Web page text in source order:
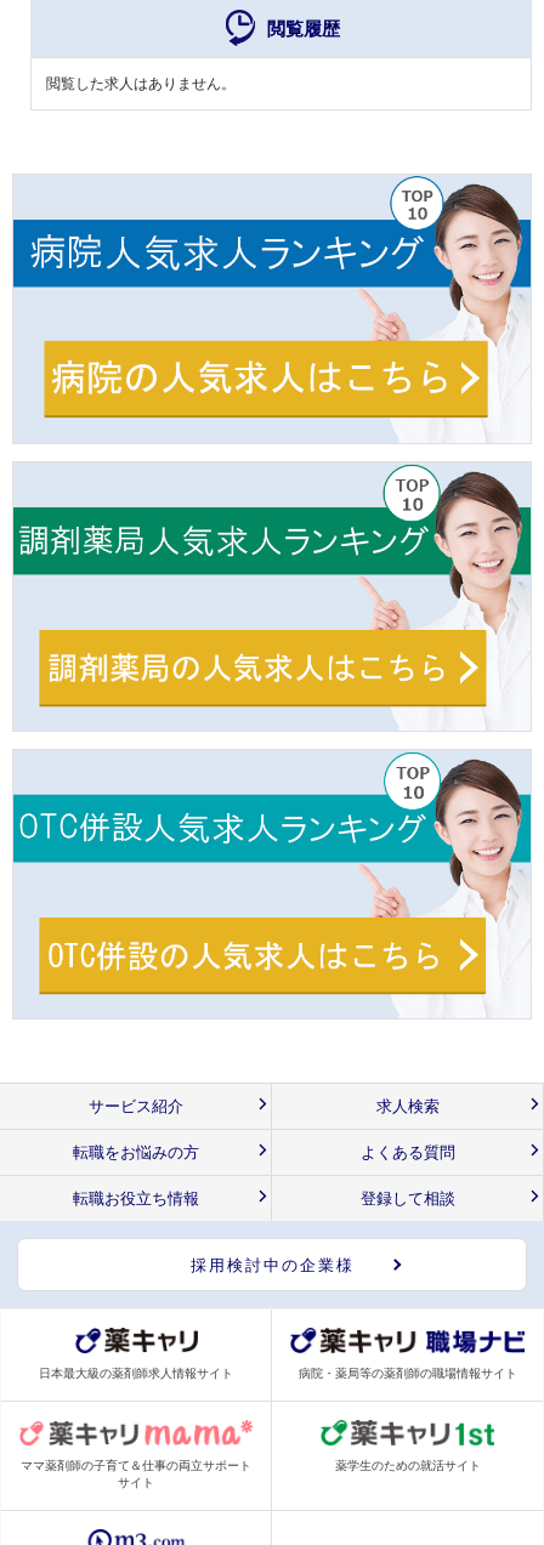
閲覧履歴
閲覧した求人はありません。
サービス紹介 求人検索
転職をお悩みの方 よくある質問
転職お役立ち情報 登録して相談
採用検討中の企業様
日本最大級の薬剤師求人情報サイト 病院・薬局等の薬剤師の職場情報サイト
ママ薬剤師の子育て＆仕事の両立サポート
サイト
薬学生のための就活サイト